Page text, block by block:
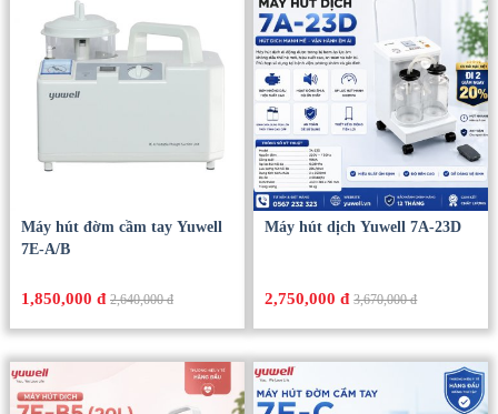
Máy hút đờm cầm tay Yuwell
7E-A/B
1,850,000 đ 2,640,000 đ
Máy hút dịch Yuwell 7A-23D
2,750,000 đ 3,670,000 đ